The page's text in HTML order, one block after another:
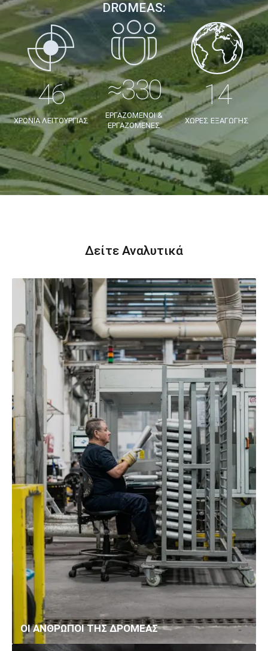
DROMEAS:
ΧΡΟΝΙΑ ΛΕΙΤΟΥΡΓΙΑΣ
ΕΡΓΑΖΟΜΕΝΟΙ &
ΕΡΓΑΖΟΜΕΝΕΣ
ΧΩΡΕΣ EΞΑΓΩΓΗΣ
Δείτε Αναλυτικά
ΟΙ ΑΝΘΡΩΠΟΙ ΤΗΣ ΔΡΟΜΕΑΣ